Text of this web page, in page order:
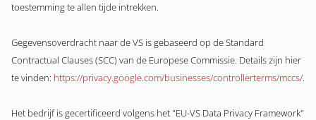
toestemming te allen tijde intrekken.
Gegevensoverdracht naar de VS is gebaseerd op de Standard
Contractual Clauses (SCC) van de Europese Commissie. Details zijn hier
te vinden: https://privacy.google.com/businesses/controllerterms/mccs/.
Het bedrijf is gecertificeerd volgens het "EU-VS Data Privacy Framework"